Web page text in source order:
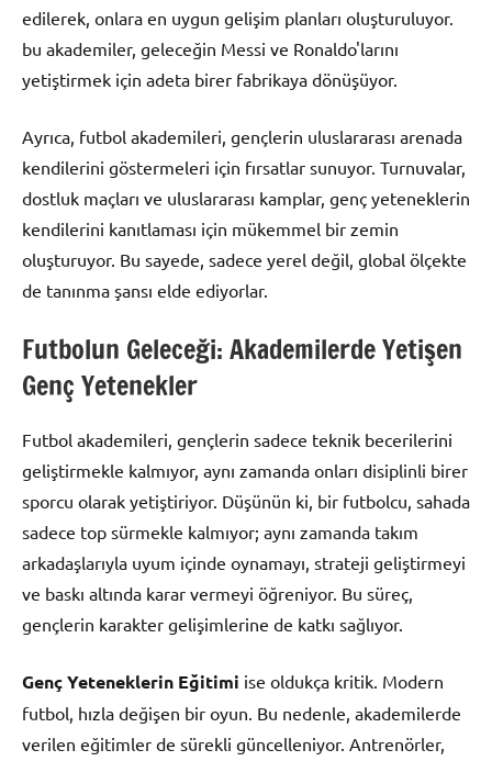
edilerek, onlara en uygun gelişim planları oluşturuluyor.
bu akademiler, geleceğin Messi ve Ronaldo'larını
yetiştirmek için adeta birer fabrikaya dönüşüyor.
Ayrıca, futbol akademileri, gençlerin uluslararası arenada
kendilerini göstermeleri için fırsatlar sunuyor. Turnuvalar,
dostluk maçları ve uluslararası kamplar, genç yeteneklerin
kendilerini kanıtlaması için mükemmel bir zemin
oluşturuyor. Bu sayede, sadece yerel değil, global ölçekte
de tanınma şansı elde ediyorlar.
Futbolun Geleceği: Akademilerde Yetişen
Genç Yetenekler
Futbol akademileri, gençlerin sadece teknik becerilerini
geliştirmekle kalmıyor, aynı zamanda onları disiplinli birer
sporcu olarak yetiştiriyor. Düşünün ki, bir futbolcu, sahada
sadece top sürmekle kalmıyor; aynı zamanda takım
arkadaşlarıyla uyum içinde oynamayı, strateji geliştirmeyi
ve baskı altında karar vermeyi öğreniyor. Bu süreç,
gençlerin karakter gelişimlerine de katkı sağlıyor.
Genç Yeteneklerin Eğitimi ise oldukça kritik. Modern
futbol, hızla değişen bir oyun. Bu nedenle, akademilerde
verilen eğitimler de sürekli güncelleniyor. Antrenörler,